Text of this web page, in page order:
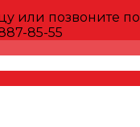
или позвоните по
85-55